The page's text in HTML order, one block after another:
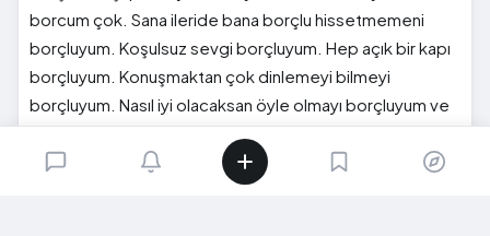
borcum çok. Sana ileride bana borçlu hissetmemeni
borçluyum. Koşulsuz sevgi borçluyum. Hep açık bir kapı
borçluyum. Konuşmaktan çok dinlemeyi bilmeyi
borçluyum. Nasıl iyi olacaksan öyle olmayı borçluyum ve
bu borçlar sırtımı hiç ağrıtmıyor.
Boynun hiç bükülmesin. Öpüyorum.